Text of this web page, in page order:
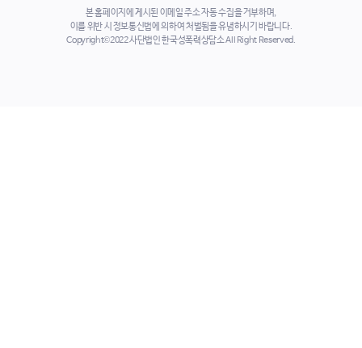
본 홈페이지에 게시된 이메일 주소 자동 수집을 거부하며,
이를 위반 시 정보통신법에 의하여 처벌됨을 유념하시기 바랍니다.
Copyright©2022 사단법인 한국성폭력상담소 All Right Reserved.